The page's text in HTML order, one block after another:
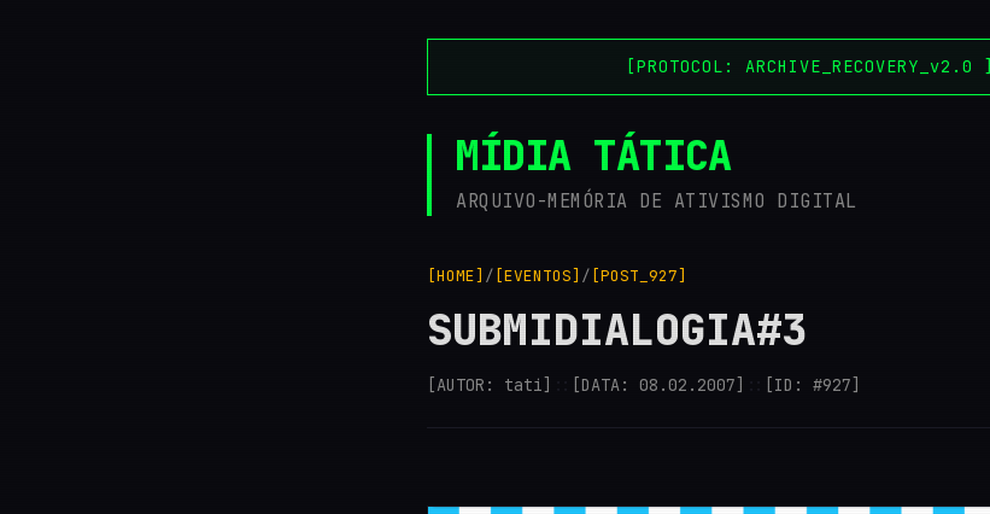
[PROTOCOL: ARCHIVE_RECOVERY_v2.0 ]
MÍDIA TÁTICA
ARQUIVO-MEMÓRIA DE ATIVISMO DIGITAL
[HOME] / [EVENTOS] / [POST_927]
SUBMIDIALOGIA#3
[AUTOR: tati] [DATA: 08.02.2007] [ID: #927]